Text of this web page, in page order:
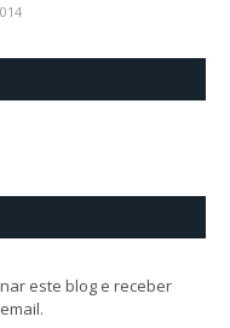
este blog e receber